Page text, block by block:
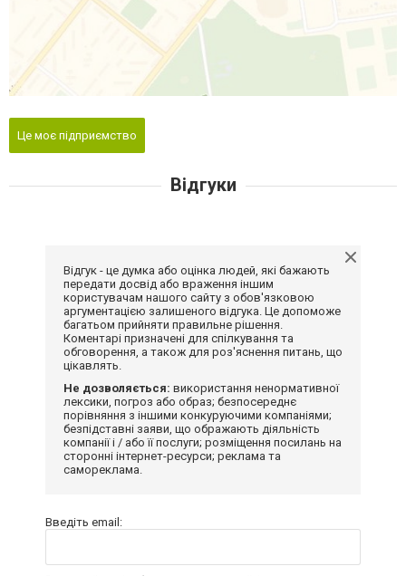
Це моє підприємство
Відгуки
Відгук - це думка або оцінка людей, які бажають
передати досвід або враження іншим
користувачам нашого сайту з обов'язковою
аргументацією залишеного відгука. Це допоможе
багатьом прийняти правильне рішення.
Коментарі призначені для спілкування та
обговорення, а також для роз'яснення питань, що
цікавлять.
Не дозволяється: використання ненормативної
лексики, погроз або образ; безпосереднє
порівняння з іншими конкуруючими компаніями;
безпідставні заяви, що ображають діяльність
компанії і / або її послуги; розміщення посилань на
сторонні інтернет-ресурси; реклама та
самореклама.
Введіть email: